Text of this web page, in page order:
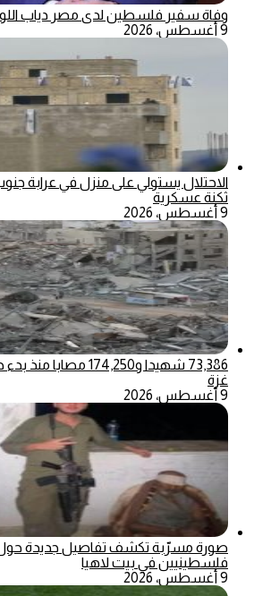
وفاة سفير فلسطين لدى مصر دياب
9 أغسطس، 2026
الاحتلال يستولي على منزل في عرابة
ثكنة عسكرية
9 أغسطس، 2026
73,386 شهيدا و174,250
غزة
9 أغسطس، 2026
صورة مسرّبة تكشف تفاصيل جديدة
فلسطينيين في بيت لاهيا
9 أغسطس، 2026